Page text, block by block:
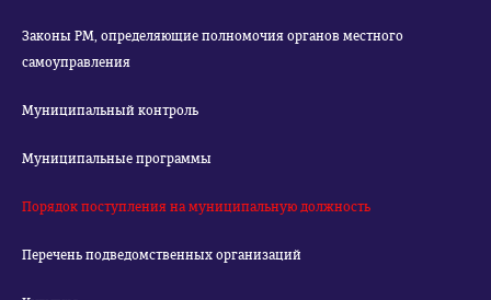
Законы РМ, определяющие полномочия органов местного
самоуправления
Муниципальный контроль
Муниципальные программы
Порядок поступления на муниципальную должность
Перечень подведомственных организаций